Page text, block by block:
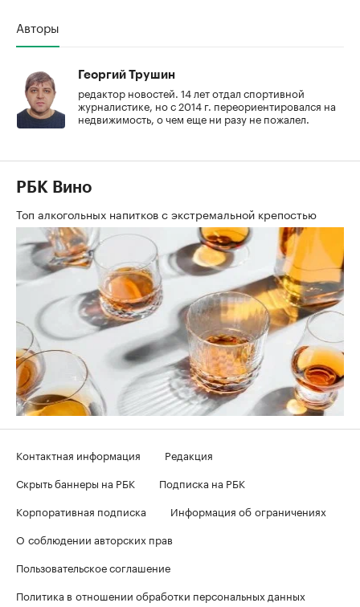
Авторы
Георгий Трушин
редактор новостей. 14 лет отдал спортивной
журналистике, но с 2014 г. переориентировался на
недвижимость, о чем еще ни разу не пожалел.
РБК Вино
Топ алкогольных напитков с экстремальной крепостью
Контактная информация
Редакция
Скрыть баннеры на РБК
Подписка на РБК
Корпоративная подписка
Информация об ограничениях
О соблюдении авторских прав
Пользовательское соглашение
Политика в отношении обработки персональных данных